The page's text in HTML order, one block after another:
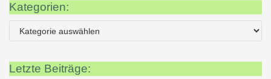
Kategorien:
Letzte Beiträge: